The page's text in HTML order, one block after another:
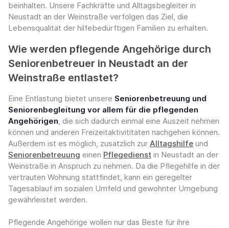
beinhalten. Unsere Fachkräfte und Alltagsbegleiter in
Neustadt an der Weinstraße verfolgen das Ziel, die
Lebensqualität der hilfebedürftigen Familien zu erhalten.
Wie werden pflegende Angehörige durch
Seniorenbetreuer in Neustadt an der
Weinstraße entlastet?
Eine Entlastung bietet unsere Seniorenbetreuung und
Seniorenbegleitung vor allem für die pflegenden
Angehörigen, die sich dadurch einmal eine Auszeit nehmen
können und anderen Freizeitaktivititaten nachgehen können.
Außerdem ist es möglich, zusätzlich zur Alltagshilfe und
Seniorenbetreuung einen Pflegedienst in Neustadt an der
Weinstraße in Anspruch zu nehmen. Da die Pflegehilfe in der
vertrauten Wohnung stattfindet, kann ein geregelter
Tagesablauf im sozialen Umfeld und gewohnter Umgebung
gewährleistet werden.
Pflegende Angehörige wollen nur das Beste für ihre